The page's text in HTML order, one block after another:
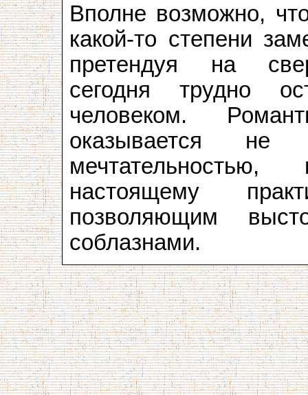
Вполне возможно,
какой-то степени
претендуя на
сегодня трудно
человеком.
оказывается не
настоящему
позволяющим
соблазнами.